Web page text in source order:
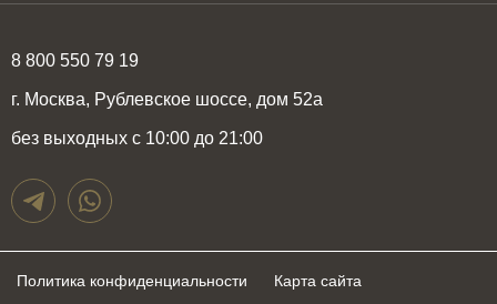
8 800 550 79 19
г. Москва, Рублевское шоссе, дом 52а
без выходных с 10:00 до 21:00
Политика конфиденциальности Карта сайта